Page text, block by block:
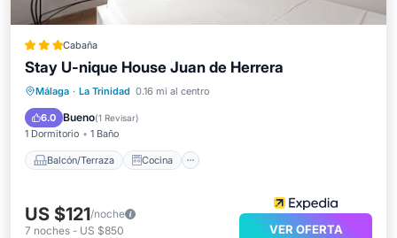
Cabaña
Stay U-nique House Juan de Herrera
Málaga · La Trinidad 0.16 mi al centro
6.0 Bueno(1 Revisar)
1 Dormitorio 1 Baño
Balcón/Terraza Cocina
Balcón/Terraza
Cocina
Aire acondicionado
US $121/noche
7 noches - US $850 VER OFERTA